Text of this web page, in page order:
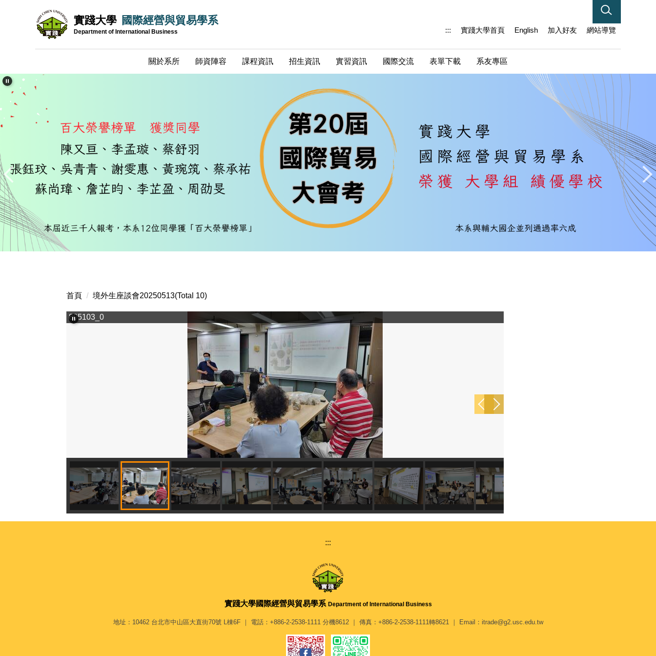
區
實踐大學 國際經營與貿易學系
Department of International Business ::: 實踐大學首頁 English 加入好友 網站導覽
關於系所 師資陣容 課程資訊 招生資訊 實習資訊 國際交流 表單下載 系友專區
首頁 境外生座談會20250513(Total 10)
805103_0
:::
實踐大學國際經營與貿易學系 Department of International Business
地址：10462 台北市中山區大直街70號 L棟6F ｜ 電話：+886-2-2538-1111 分機8612 ｜ 傳真：+886-2-2538-1111轉8621 ｜ Email：itrade@g2.usc.edu.tw